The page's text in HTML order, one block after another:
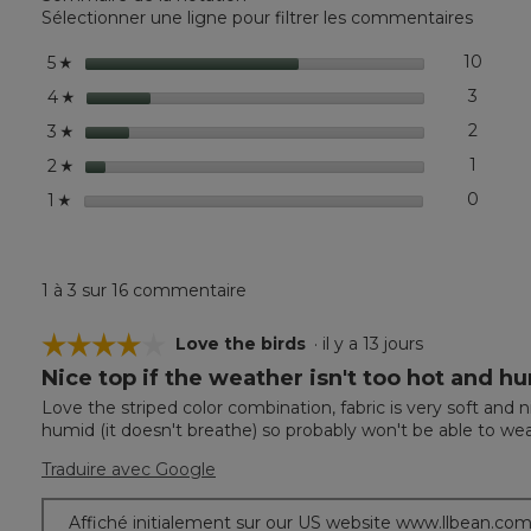
Print
Sélectionner une ligne pour filtrer les commentaires
5 ☆ étoiles 10
4 ☆ étoiles 3
3 ☆ étoiles 2
2 ☆ étoiles 1
1 ☆ étoiles 0
1 à 3 sur 16 commentaire
☆☆☆☆☆
☆☆☆☆☆
4
sur
5.
Love the birds · il y a 13 jours
Nice top if the weather isn't too hot and
Love the striped color combination, fabric is very soft
humid (it doesn't breathe) so probably won't be able to
Traduire avec Google
Affiché initialement sur our US website www.llbean.com